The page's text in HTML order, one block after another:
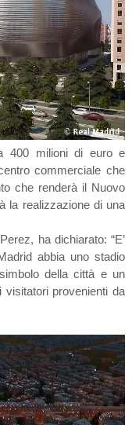
400 milioni di euro e
commerciale che
che renderà il Nuovo
la realizzazione di una
ha dichiarato: “E’
abbia uno stadio
della città e un
visitatori provenienti da